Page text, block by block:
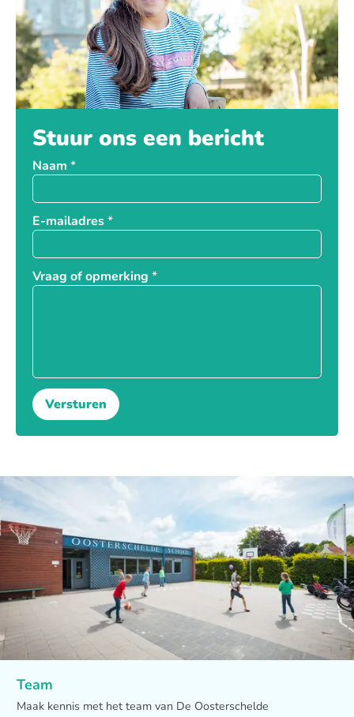
Stuur ons een bericht
Naam *
E-mailadres*
Vraag of opmerking *
Versturen
Team
Maak kennis met het team van De Oosterschelde